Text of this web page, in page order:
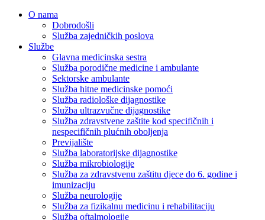
O nama
Dobrodošli
Služba zajedničkih poslova
Službe
Glavna medicinska sestra
Služba porodične medicine i ambulante
Sektorske ambulante
Služba hitne medicinske pomoći
Služba radiološke dijagnostike
Služba ultrazvučne dijagnostike
Služba zdravstvene zaštite kod specifičnih i
nespecifičnih plućnih oboljenja
Previjalište
Služba laboratorijske dijagnostike
Služba mikrobiologije
Služba za zdravstvenu zaštitu djece do 6. godine i
imunizaciju
Služba neurologije
Služba za fizikalnu medicinu i rehabilitaciju
Služba oftalmologije